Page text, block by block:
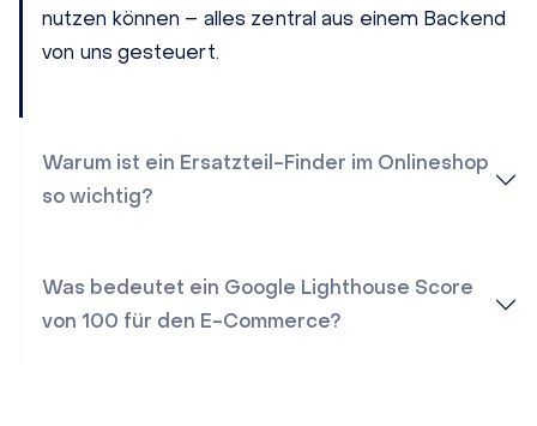
nutzen können – alles zentral aus einem Backend
von uns gesteuert.
Warum ist ein Ersatzteil-Finder im Onlineshop
so wichtig?
Was bedeutet ein Google Lighthouse Score
von 100 für den E-Commerce?